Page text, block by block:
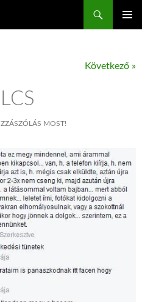
Következő »
MOST!